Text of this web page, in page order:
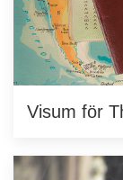
Visum för